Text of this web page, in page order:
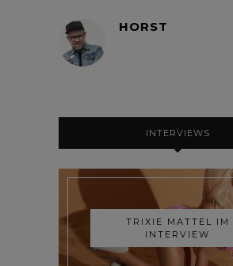
HORST
INTERVIEWS
TRIXIE MATTEL IM
INTERVIEW